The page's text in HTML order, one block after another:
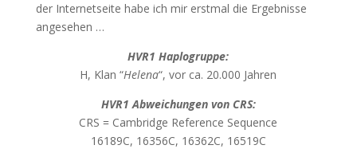
der Internetseite habe ich mir erstmal die Ergebnisse
angesehen …
HVR1 Haplogruppe:
H, Klan “Helena“, vor ca. 20.000 Jahren
HVR1 Abweichungen von CRS:
CRS = Cambridge Reference Sequence
16189C, 16356C, 16362C, 16519C